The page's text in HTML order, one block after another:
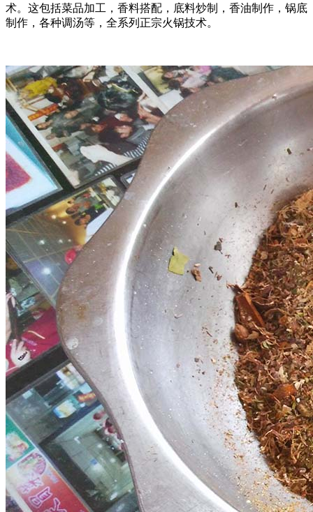
术。这包括菜品加工，香料搭配，底料炒制，香油制作，锅底
制作，各种调汤等，全系列正宗火锅技术。